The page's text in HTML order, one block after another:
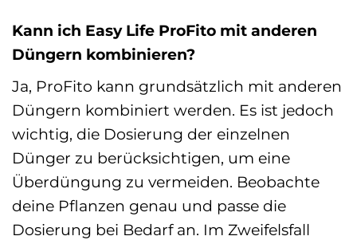
Kann ich Easy Life ProFito mit anderen
Düngern kombinieren?
Ja, ProFito kann grundsätzlich mit anderen
Düngern kombiniert werden. Es ist jedoch
wichtig, die Dosierung der einzelnen
Dünger zu berücksichtigen, um eine
Überdüngung zu vermeiden. Beobachte
deine Pflanzen genau und passe die
Dosierung bei Bedarf an. Im Zweifelsfall